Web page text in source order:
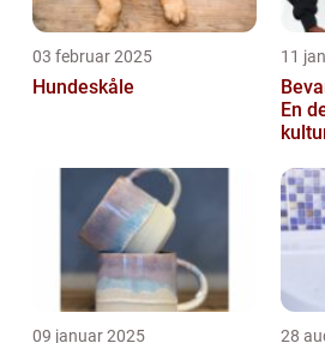
03 februar 2025
Hundeskåle
11
En
09 januar 2025 28